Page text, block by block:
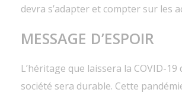
devra s’adapter et compter sur les
MESSAGE D’ESPOIR
L’héritage que laissera la COVID-
société sera durable. Cette